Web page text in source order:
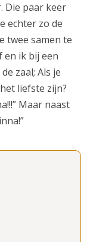
Die paar keer
echter zo de
twee samen te
en ik bij een
zaal; Als je
liefste zijn?
Maar naast